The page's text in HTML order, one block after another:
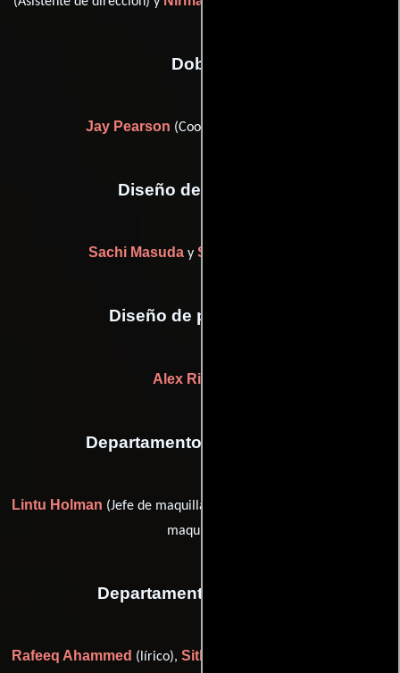
Dobles
Jay Pearson (Coordinador de dobles)
Diseño de vestuario
Sachi Masuday Sarah Otto-Wang
Diseño de producción
Alex Richards
Departamento de maquillaje
Lintu Holman (Jefe de maquillaje) y
maquillaje)
Departamento de musica
Rafeeq Ahammed (lírico), Sithara Krishnakumar